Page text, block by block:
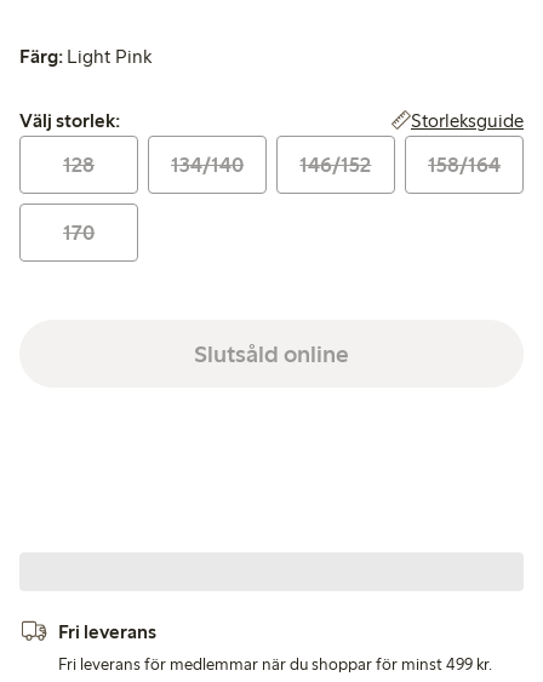
Färg: Light Pink
Välj storlek:
Välj storlek: Storleksguide
128 134/140 146/152 158/164
170
Slutsåld online
Fri leverans
Fri leverans för medlemmar när du shoppar för minst 499 kr.